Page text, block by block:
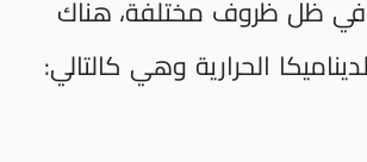
ظل ظروف مختلفة، هناك
الحرارية وهي كالتالي: